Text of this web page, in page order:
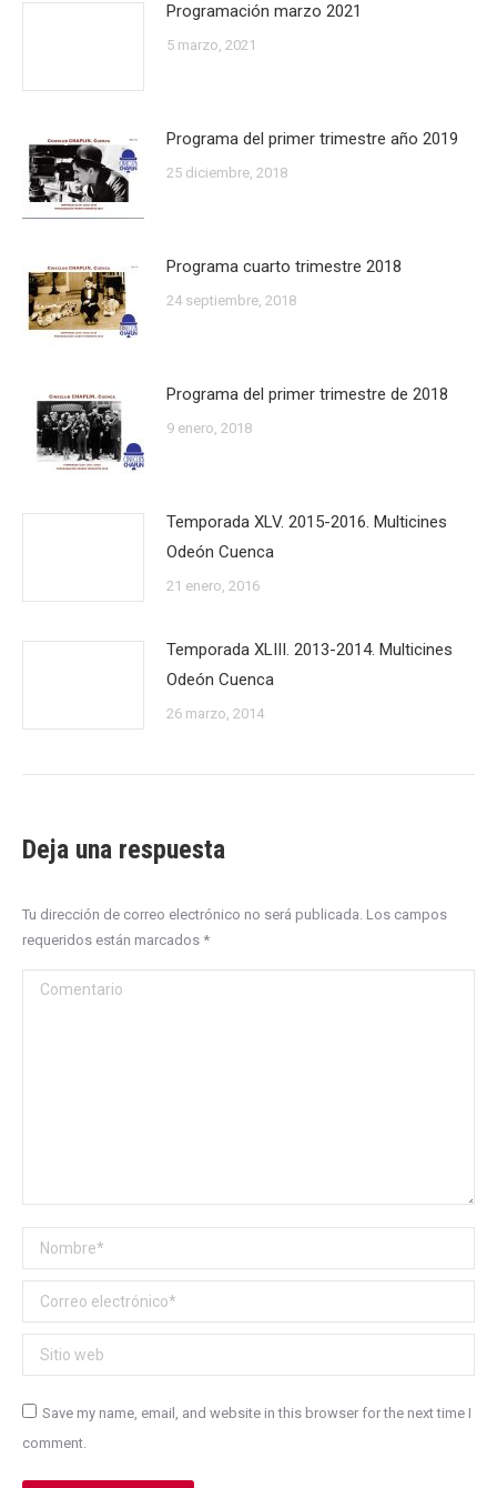
Programación marzo 2021
5 marzo, 2021
Programa del primer trimestre año 2019
25 diciembre, 2018
Programa cuarto trimestre 2018
24 septiembre, 2018
Programa del primer trimestre de 2018
9 enero, 2018
Temporada XLV. 2015-2016. Multicines
Odeón Cuenca
21 enero, 2016
Temporada XLIII. 2013-2014. Multicines
Odeón Cuenca
26 marzo, 2014
Deja una respuesta
Tu dirección de correo electrónico no será publicada. Los campos
requeridos están marcados *
Comentario
Nombre *
Correo electrónico *
Sitio web
Save my name, email, and website in this browser for the next time I
comment.